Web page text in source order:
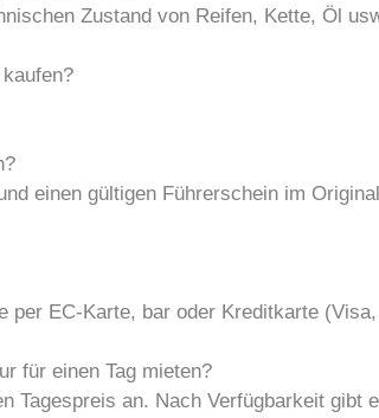
Zustand von Reifen, Kette, Öl
einen gültigen Führerschein im
per EC-Karte, bar oder Kreditkarte
für einen Tag mieten?
Tagespreis an. Nach Verfügbarkeit